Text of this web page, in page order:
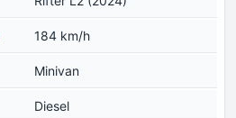
184 km/h
Minivan
Diesel